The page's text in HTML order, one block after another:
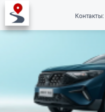
Контакты: